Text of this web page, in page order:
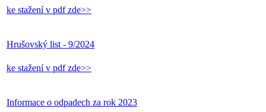
ke stažení v pdf zde>>
Hrušovský list - 9/2024
ke stažení v pdf zde>>
Informace o odpadech za rok 2023